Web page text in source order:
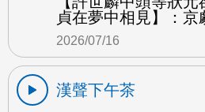
貞在夢中相見】：
2026/07/16
漢聲下午茶